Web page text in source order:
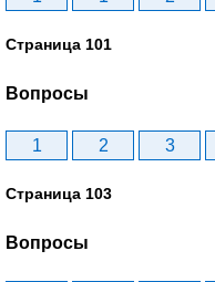
Страница 101
Вопросы
1 2 3
Страница 103
Вопросы